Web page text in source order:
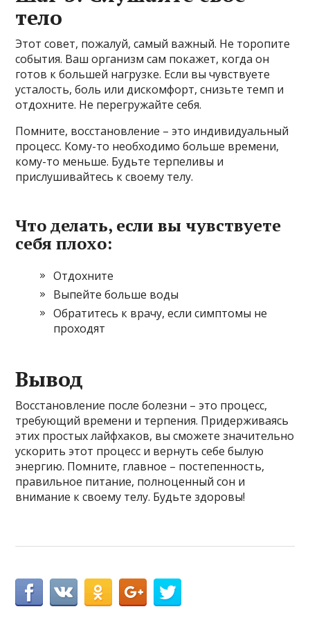
тело
Этот совет, пожалуй, самый важный. Не торопите
события. Ваш организм сам покажет, когда он
готов к большей нагрузке. Если вы чувствуете
усталость, боль или дискомфорт, снизьте темп и
отдохните. Не перегружайте себя.
Помните, восстановление – это индивидуальный
процесс. Кому-то необходимо больше времени,
кому-то меньше. Будьте терпеливы и
прислушивайтесь к своему телу.
Что делать, если вы чувствуете
себя плохо:
Отдохните
Выпейте больше воды
Обратитесь к врачу, если симптомы не
проходят
Вывод
Восстановление после болезни – это процесс,
требующий времени и терпения. Придерживаясь
этих простых лайфхаков, вы сможете значительно
ускорить этот процесс и вернуть себе былую
энергию. Помните, главное – постепенность,
правильное питание, полноценный сон и
внимание к своему телу. Будьте здоровы!